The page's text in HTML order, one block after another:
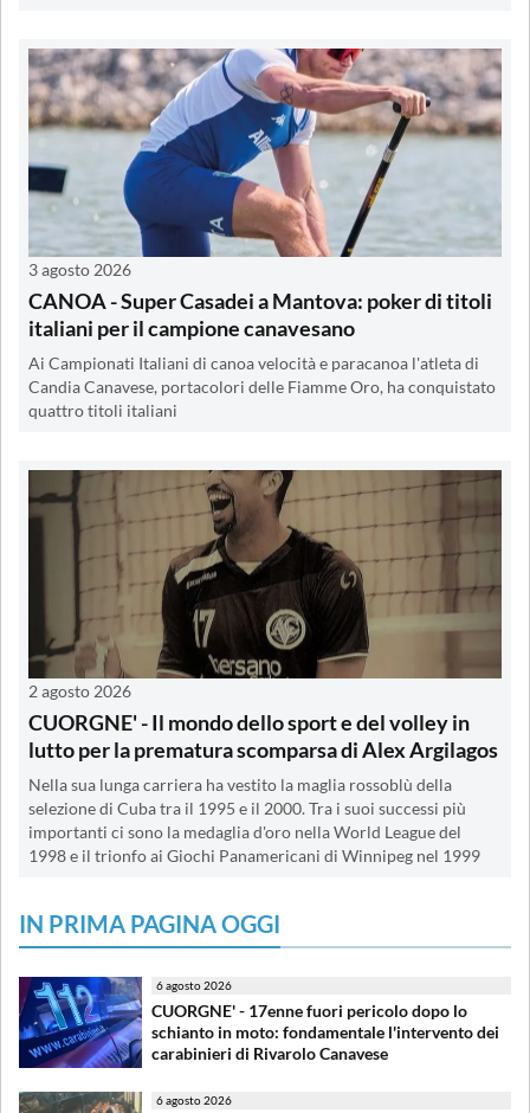
3 agosto 2026
CANOA - Super Casadei a Mantova: poker di titoli
italiani per il campione canavesano
Ai Campionati Italiani di canoa velocità e paracanoa l'atleta di
Candia Canavese, portacolori delle Fiamme Oro, ha conquistato
quattro titoli italiani
2 agosto 2026
CUORGNE' - Il mondo dello sport e del volley in
lutto per la prematura scomparsa di Alex Argilagos
Nella sua lunga carriera ha vestito la maglia rossoblù della
selezione di Cuba tra il 1995 e il 2000. Tra i suoi successi più
importanti ci sono la medaglia d'oro nella World League del
1998 e il trionfo ai Giochi Panamericani di Winnipeg nel 1999
IN PRIMA PAGINA OGGI
6 agosto 2026
CUORGNE' - 17enne fuori pericolo dopo lo
schianto in moto: fondamentale l'intervento dei
carabinieri di Rivarolo Canavese
6 agosto 2026